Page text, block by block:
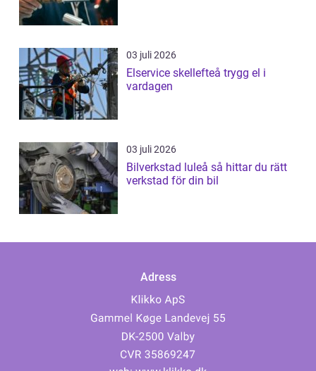
03 juli 2026
Elservice skellefteå trygg el i
vardagen
03 juli 2026
Bilverkstad luleå så hittar du rätt
verkstad för din bil
Adress